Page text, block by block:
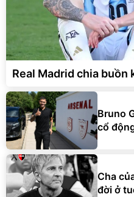
Real Madrid chia buồn
Bruno
cổ
Cha
đời ở